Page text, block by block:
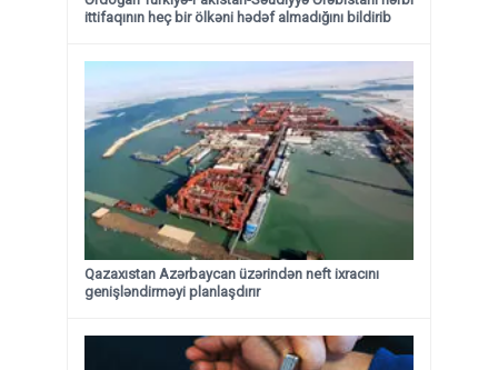
ittifaqının heç bir ölkəni hədəf almadığını bildirib
Qazaxıstan Azərbaycan üzərindən neft ixracını
genişləndirməyi planlaşdırır